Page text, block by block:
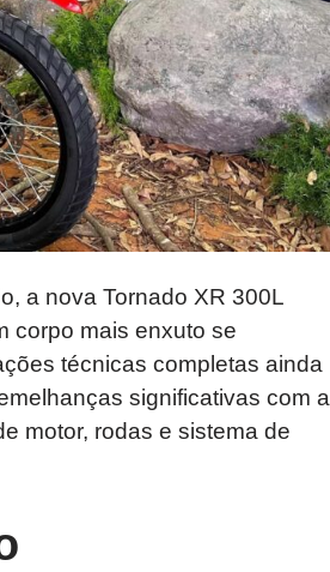
a nova Tornado XR 300L
corpo mais enxuto se
técnicas completas ainda
significativas com a
motor, rodas e sistema de